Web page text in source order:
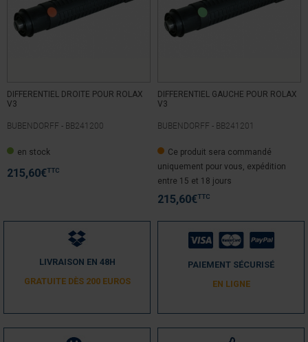
(0) Signaler
Associé à une commande Delta Dore 2330   une centrale Tydom 1
ou 2 permet l’entrée à la domotique (commande depuis un
Utile (0)
1
DIFFERENTIEL DROITE POUR ROLAX
V3
BUBENDORFF - BB241200
en stock
215,60€TTC
DIFFERENTIEL GAUCHE POUR ROLAX
V3
BUBENDORFF - BB241201
Ce produit sera commandé
uniquement pour vous, expédition
entre 15 et 18 jours
215,60€TTC
LIVRAISON EN 48H
GRATUITE DÈS 200 EUROS
PAIEMENT SÉCURISÉ
EN LIGNE